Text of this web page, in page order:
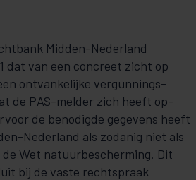
Midden-Nederland
dat van een concreet zicht op
ontvankelijke vergunnings­
de PAS-melder zich heeft op­­
de be­nodigde gegevens heeft
Nederland als zodanig niet als
Wet natuurbescherming. Dit
bij de vaste rechtspraak